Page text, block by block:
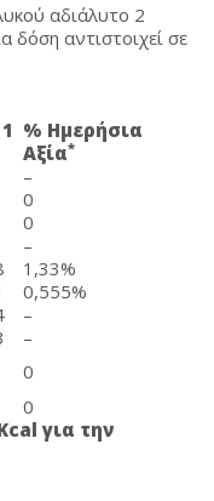
αδιάλυτο 2
δόση αντιστοιχεί σε
% Ημερήσια
Αξία*
–
0
0
–
1,33%
0,555%
–
–
0
0
cal για την